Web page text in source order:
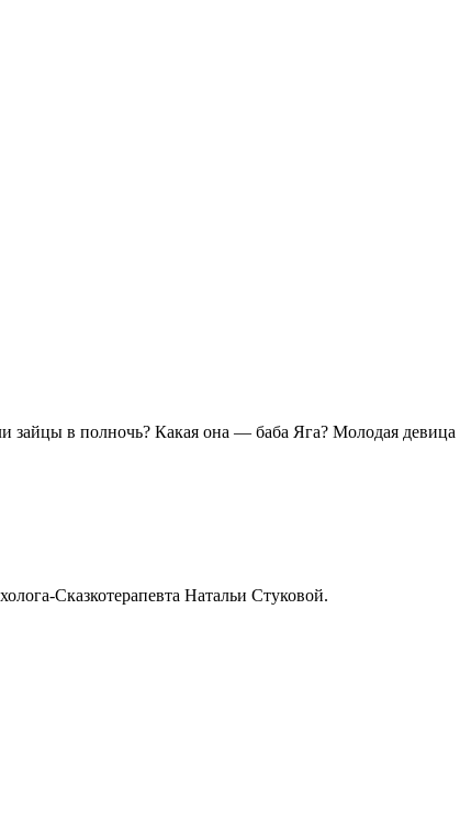
зайцы в полночь? Какая она — баба Яга? Молодая
Сказкотерапевта Натальи Стуковой.